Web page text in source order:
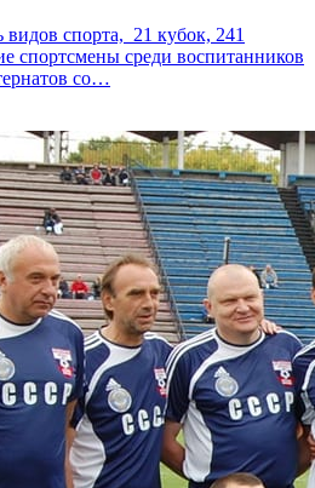
спорта, 21 кубок, 241
спортсмены среди воспитанников
со…